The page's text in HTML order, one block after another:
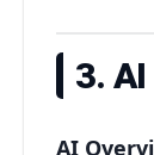
3.
AI